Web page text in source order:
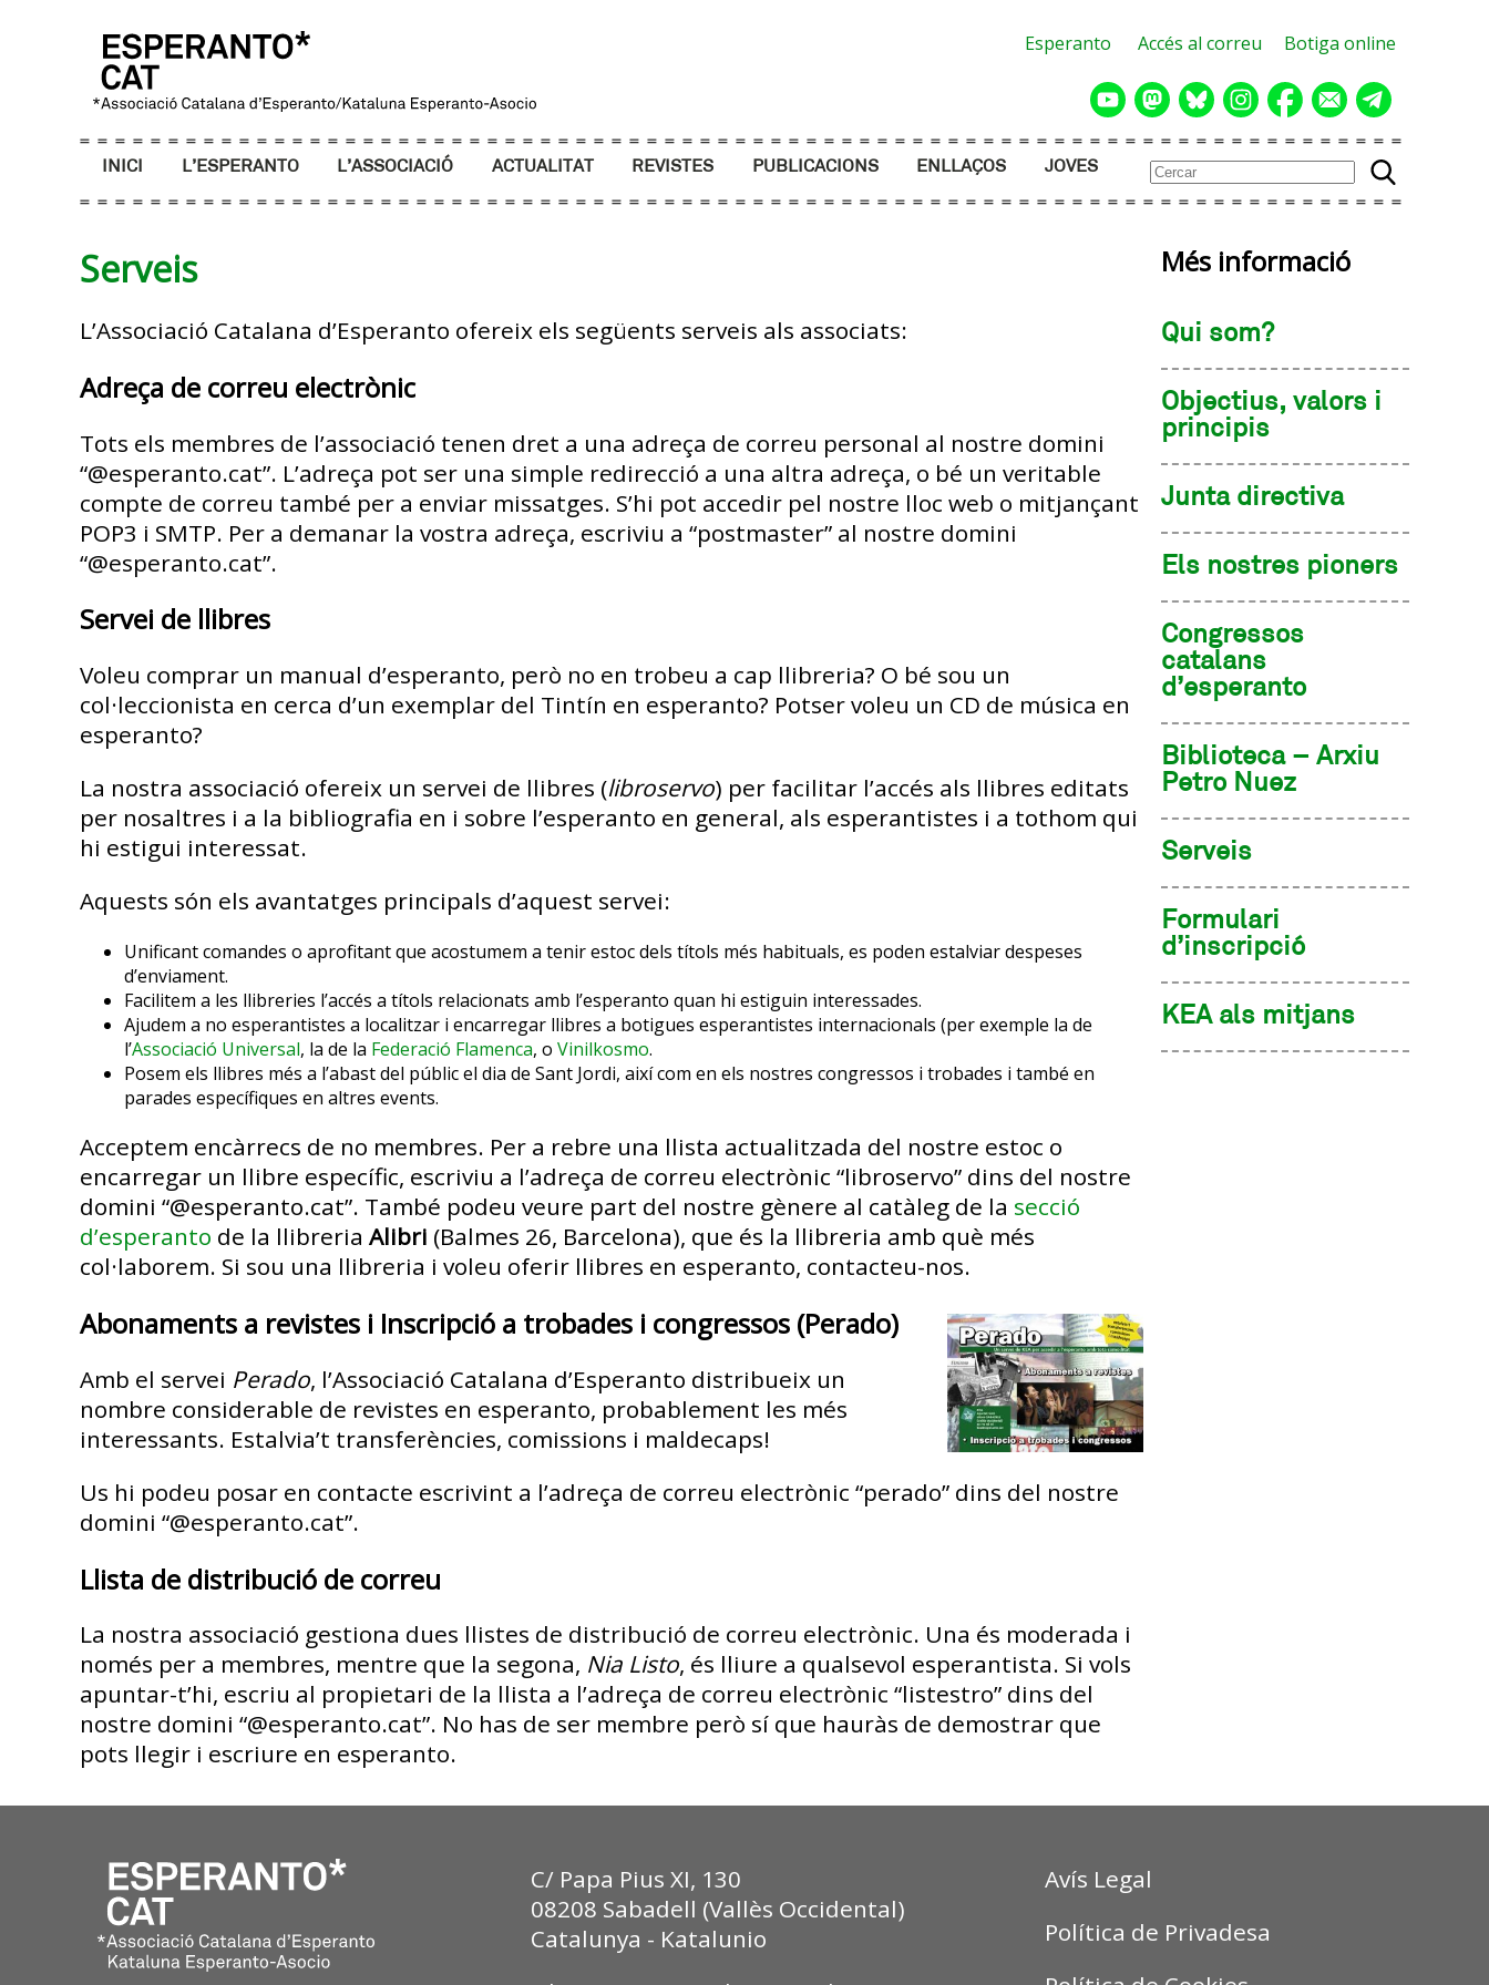
Esperanto Accés al correu Botiga online
INICI L’ESPERANTO L’ASSOCIACIÓ ACTUALITAT REVISTES PUBLICACIONS ENLLAÇOS JOVES
Serveis
L’Associació Catalana d’Esperanto ofereix els següents serveis als associats:
Adreça de correu electrònic
Tots els membres de l’associació tenen dret a una adreça de correu personal al nostre domini
“@esperanto.cat”. L’adreça pot ser una simple redirecció a una altra adreça, o bé un veritable
compte de correu també per a enviar missatges. S’hi pot accedir pel nostre lloc web o mitjançant
POP3 i SMTP. Per a demanar la vostra adreça, escriviu a “postmaster” al nostre domini
“@esperanto.cat”.
Servei de llibres
Voleu comprar un manual d’esperanto, però no en trobeu a cap llibreria? O bé sou un
col·leccionista en cerca d’un exemplar del Tintín en esperanto? Potser voleu un CD de música en
esperanto?
La nostra associació ofereix un servei de llibres (libroservo) per facilitar l’accés als llibres editats
per nosaltres i a la bibliografia en i sobre l’esperanto en general, als esperantistes i a tothom qui
hi estigui interessat.
Aquests són els avantatges principals d’aquest servei:
Unificant comandes o aprofitant que acostumem a tenir estoc dels títols més habituals, es poden estalviar despeses
d’enviament.
Facilitem a les llibreries l’accés a títols relacionats amb l’esperanto quan hi estiguin interessades.
Ajudem a no esperantistes a localitzar i encarregar llibres a botigues esperantistes internacionals (per exemple la de
l’Associació Universal, la de la Federació Flamenca, o Vinilkosmo.
Posem els llibres més a l’abast del públic el dia de Sant Jordi, així com en els nostres congressos i trobades i també en
parades específiques en altres events.
Acceptem encàrrecs de no membres. Per a rebre una llista actualitzada del nostre estoc o
encarregar un llibre específic, escriviu a l’adreça de correu electrònic “libroservo” dins del nostre
domini “@esperanto.cat”. També podeu veure part del nostre gènere al catàleg de la secció
d’esperanto de la llibreria Alibri (Balmes 26, Barcelona), que és la llibreria amb què més
col·laborem. Si sou una llibreria i voleu oferir llibres en esperanto, contacteu-nos.
Abonaments a revistes i Inscripció a trobades i congressos (Perado)
Amb el servei Perado, l’Associació Catalana d’Esperanto distribueix un
nombre considerable de revistes en esperanto, probablement les més
interessants. Estalvia’t transferències, comissions i maldecaps!
Us hi podeu posar en contacte escrivint a l’adreça de correu electrònic “perado” dins del nostre
domini “@esperanto.cat”.
Llista de distribució de correu
La nostra associació gestiona dues llistes de distribució de correu electrònic. Una és moderada i
només per a membres, mentre que la segona, Nia Listo, és lliure a qualsevol esperantista. Si vols
apuntar-t’hi, escriu al propietari de la llista a l’adreça de correu electrònic “listestro” dins del
nostre domini “@esperanto.cat”. No has de ser membre però sí que hauràs de demostrar que
pots llegir i escriure en esperanto.
Més informació
Qui som?
Objectius, valors i
principis
Junta directiva
Els nostres pioners
Congressos
catalans
d’esperanto
Biblioteca – Arxiu
Petro Nuez
Serveis
Formulari
d’inscripció
KEA als mitjans
C/ Papa Pius XI, 130
08208 Sabadell (Vallès Occidental)
Catalunya - Katalunio
Avís Legal
Política de Privadesa